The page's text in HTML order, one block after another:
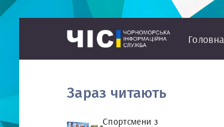
Головна
Зараз читають
Спортсмени з